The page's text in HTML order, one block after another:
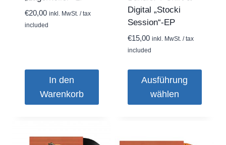
€20,00 inkl. MwSt. / tax
included
In den
Warenkorb
Digital „Stocki
Session“-EP
€15,00 inkl. MwSt. / tax
included
Ausführung
wählen
weist